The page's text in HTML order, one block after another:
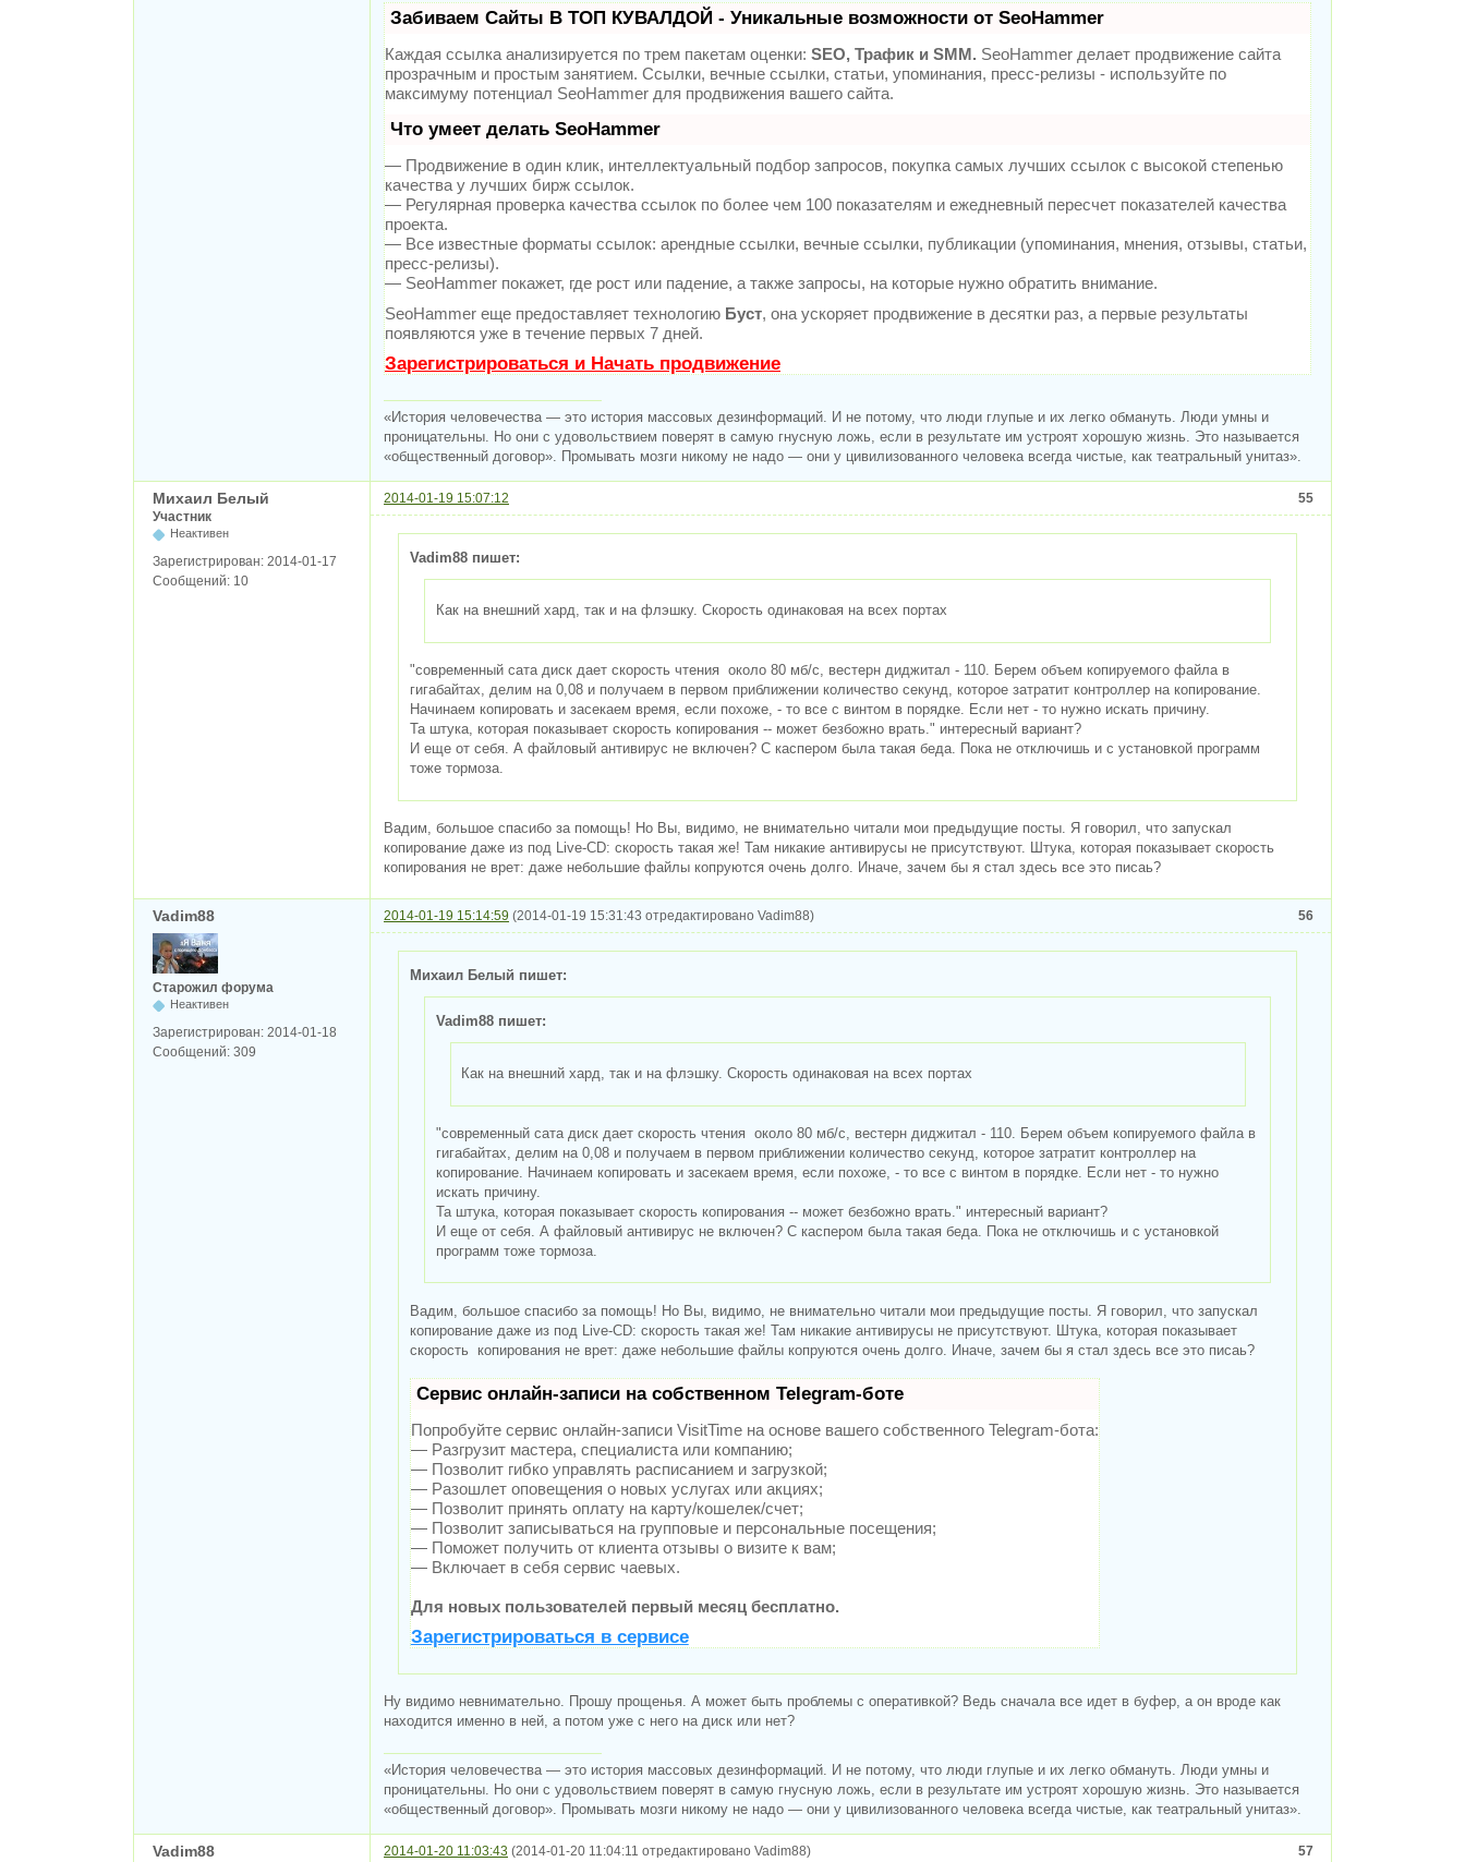
Забиваем Сайты В ТОП КУВАЛДОЙ - Уникальные возможности от SeoHammer
Каждая ссылка анализируется по трем пакетам оценки: SEO, Трафик и SMM. SeoHammer делает продвижение сайта
прозрачным и простым занятием. Ссылки, вечные ссылки, статьи, упоминания, пресс-релизы - используйте по
максимуму потенциал SeoHammer для продвижения вашего сайта.
Что умеет делать SeoHammer
— Продвижение в один клик, интеллектуальный подбор запросов, покупка самых лучших ссылок с высокой степенью
качества у лучших бирж ссылок.
— Регулярная проверка качества ссылок по более чем 100 показателям и ежедневный пересчет показателей качества
проекта.
— Все известные форматы ссылок: арендные ссылки, вечные ссылки, публикации (упоминания, мнения, отзывы, статьи,
пресс-релизы).
— SeoHammer покажет, где рост или падение, а также запросы, на которые нужно обратить внимание.
SeoHammer еще предоставляет технологию Буст, она ускоряет продвижение в десятки раз, а первые результаты
появляются уже в течение первых 7 дней.
Зарегистрироваться и Начать продвижение
«История человечества — это история массовых дезинформаций. И не потому, что люди глупые и их легко обмануть. Люди умны и
проницательны. Но они с удовольствием поверят в самую гнусную ложь, если в результате им устроят хорошую жизнь. Это называется
«общественный договор». Промывать мозги никому не надо — они у цивилизованного человека всегда чистые, как театральный унитаз».
55
Михаил Белый
2014-01-19 15:07:12
Участник
Неактивен
Зарегистрирован: 2014-01-17
Сообщений: 10
Vadim88 пишет:
Как на внешний хард, так и на флэшку. Скорость одинаковая на всех портах
"современный сата диск дает скорость чтения около 80 мб/с, вестерн диджитал - 110. Берем объем копируемого файла в
гигабайтах, делим на 0,08 и получаем в первом приближении количество секунд, которое затратит контроллер на копирование.
Начинаем копировать и засекаем время, если похоже, - то все с винтом в порядке. Если нет - то нужно искать причину.
Та штука, которая показывает скорость копирования -- может безбожно врать." интересный вариант?
И еще от себя. А файловый антивирус не включен? С каспером была такая беда. Пока не отключишь и с установкой программ
тоже тормоза.
Вадим, большое спасибо за помощь! Но Вы, видимо, не внимательно читали мои предыдущие посты. Я говорил, что запускал
копирование даже из под Live-CD: скорость такая же! Там никакие антивирусы не присутствуют. Штука, которая показывает скорость
копирования не врет: даже небольшие файлы копруются очень долго. Иначе, зачем бы я стал здесь все это писаь?
56
Vadim88 2014-01-19 15:14:59 (2014-01-19 15:31:43 отредактировано Vadim88)
Старожил форума
Неактивен
Зарегистрирован: 2014-01-18
Сообщений: 309
Михаил Белый пишет:
Vadim88 пишет:
Как на внешний хард, так и на флэшку. Скорость одинаковая на всех портах
"современный сата диск дает скорость чтения около 80 мб/с, вестерн диджитал - 110. Берем объем копируемого файла в
гигабайтах, делим на 0,08 и получаем в первом приближении количество секунд, которое затратит контроллер на
копирование. Начинаем копировать и засекаем время, если похоже, - то все с винтом в порядке. Если нет - то нужно
искать причину.
Та штука, которая показывает скорость копирования -- может безбожно врать." интересный вариант?
И еще от себя. А файловый антивирус не включен? С каспером была такая беда. Пока не отключишь и с установкой
программ тоже тормоза.
Вадим, большое спасибо за помощь! Но Вы, видимо, не внимательно читали мои предыдущие посты. Я говорил, что запускал
копирование даже из под Live-CD: скорость такая же! Там никакие антивирусы не присутствуют. Штука, которая показывает
скорость копирования не врет: даже небольшие файлы копруются очень долго. Иначе, зачем бы я стал здесь все это писаь?
Сервис онлайн-записи на собственном Telegram-боте
Попробуйте сервис онлайн-записи VisitTime на основе вашего собственного Telegram-бота:
— Разгрузит мастера, специалиста или компанию;
— Позволит гибко управлять расписанием и загрузкой;
— Разошлет оповещения о новых услугах или акциях;
— Позволит принять оплату на карту/кошелек/счет;
— Позволит записываться на групповые и персональные посещения;
— Поможет получить от клиента отзывы о визите к вам;
— Включает в себя сервис чаевых.
Для новых пользователей первый месяц бесплатно.
Зарегистрироваться в сервисе
Ну видимо невнимательно. Прошу прощенья. А может быть проблемы с оперативкой? Ведь сначала все идет в буфер, а он вроде как
находится именно в ней, а потом уже с него на диск или нет?
«История человечества — это история массовых дезинформаций. И не потому, что люди глупые и их легко обмануть. Люди умны и
проницательны. Но они с удовольствием поверят в самую гнусную ложь, если в результате им устроят хорошую жизнь. Это называется
«общественный договор». Промывать мозги никому не надо — они у цивилизованного человека всегда чистые, как театральный унитаз».
57
Vadim88 2014-01-20 11:03:43 (2014-01-20 11:04:11 отредактировано Vadim88)